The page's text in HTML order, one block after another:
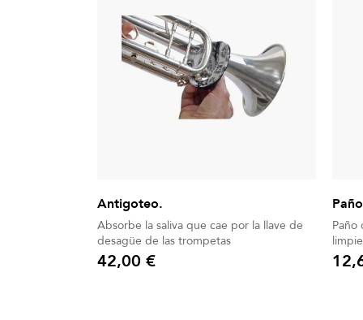
Antigoteo.
Absorbe la saliva que cae por la llave de
desagüe de las trompetas
Precio
42,00 €
Paño
Precio